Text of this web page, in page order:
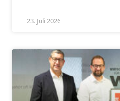
23. Juli 2026